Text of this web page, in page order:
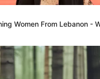
Women From Lebanon -